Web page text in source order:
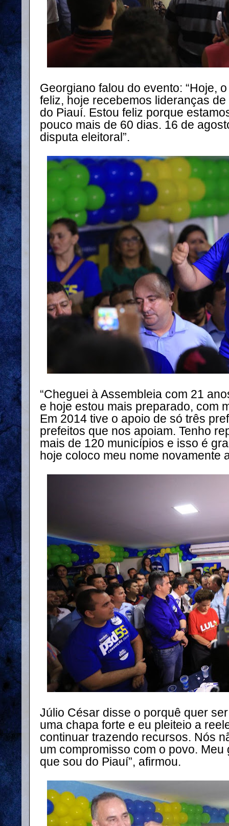
Georgiano falou do evento: “Hoje,
feliz, hoje recebemos lideranças
do Piauí. Estou feliz porque
pouco mais de 60 dias. 16 de
disputa eleitoral”.
“Cheguei à Assembleia com 21
e hoje estou mais preparado, com
Em 2014 tive o apoio de só três
prefeitos que nos apoiam. Tenho
mais de 120 municípios e isso é
hoje coloco meu nome novamente
Júlio César disse o porquê quer
uma chapa forte e eu pleiteio a
continuar trazendo recursos. Nós
um compromisso com o povo.
que sou do Piauí”, afirmou.